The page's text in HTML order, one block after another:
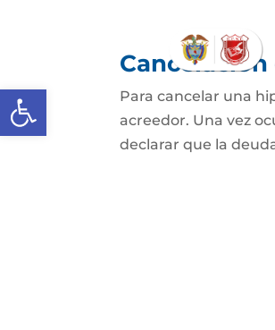
Abrir barra de herramientas
Para cancelar una
acreedor. Una vez
declarar que la